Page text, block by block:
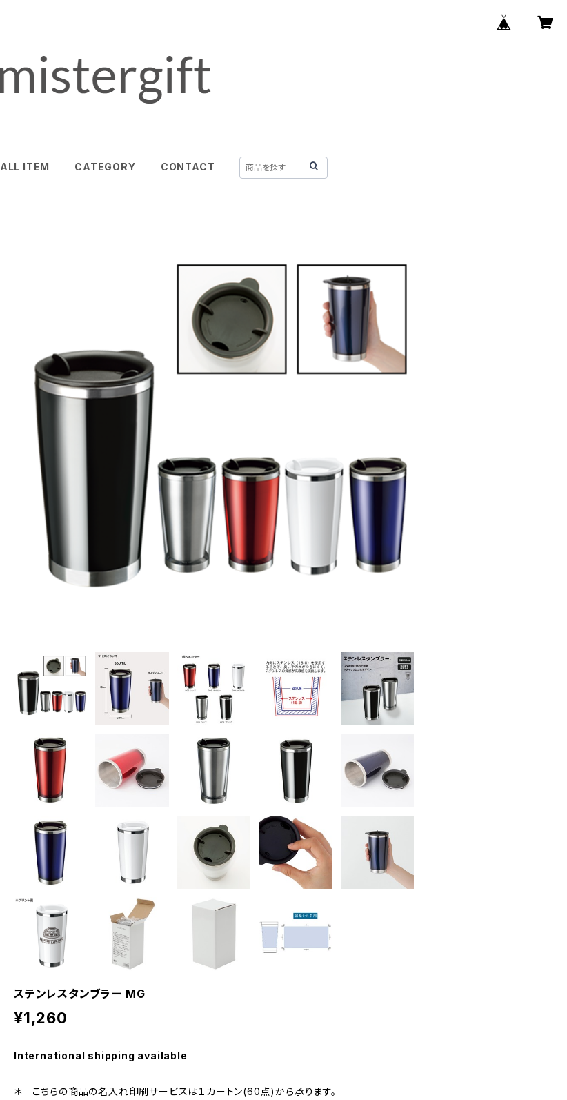
ALL ITEM CATEGORY CONTACT
ステンレスタンブラー MG
¥1,260
International shipping available
＊ こちらの商品の名入れ印刷サービスは１カートン(60点)から承ります。